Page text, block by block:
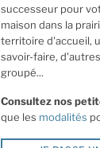
successeur pour
maison dans la
territoire d'accueil,
savoir-faire,
groupé...
Consultez nos
que les modalités